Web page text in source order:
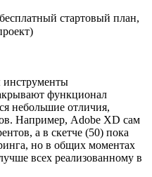
стартовый план,
инструменты
функционал
небольшие отличия,
Например, Adobe XD сам
а в скетче (50) пока
но в общих моментах
всех реализованному в